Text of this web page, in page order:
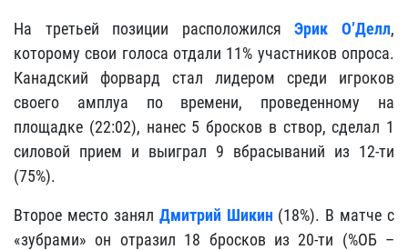
На третьей позиции расположилсяЭрик О’Делл,
которому свои голоса отдали 11% участников опроса.
Канадский форвард стал лидером среди игроков
своего амплуа по времени, проведенному на
площадке (22:02), нанес 5 бросков в створ, сделал 1
силовой прием и выиграл 9 вбрасываний из 12-ти
(75%).
Второе место занял Дмитрий Шикин (18%). В матче с
«зубрами» он отразил 18 бросков из 20-ти (%ОБ –